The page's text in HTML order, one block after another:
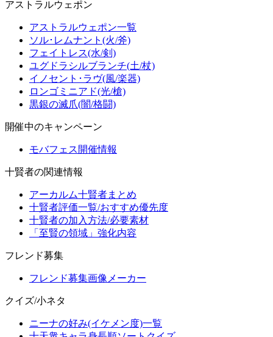
アストラルウェポン
アストラルウェポン一覧
ソル･レムナント(火/斧)
フェイトレス(水/剣)
ユグドラシルブランチ(土/杖)
イノセント･ラヴ(風/楽器)
ロンゴミニアド(光/槍)
黒銀の滅爪(闇/格闘)
開催中のキャンペーン
モバフェス開催情報
十賢者の関連情報
アーカルム十賢者まとめ
十賢者評価一覧/おすすめ優先度
十賢者の加入方法/必要素材
「至賢の領域」強化内容
フレンド募集
フレンド募集画像メーカー
クイズ/小ネタ
ニーナの好み(イケメン度)一覧